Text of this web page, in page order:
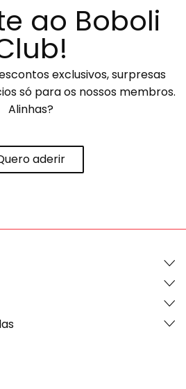
ao Boboli
exclusivos, surpresas
só para os nossos membros.
Alinhas?
aderir